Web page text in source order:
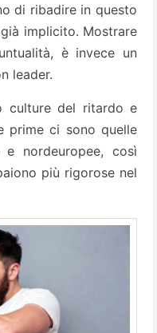
di ribadire in questo
implicito. Mostrare
è invece un
leader.
culture del ritardo e
prime ci sono quelle
nordeuropee, così
più rigorose nel